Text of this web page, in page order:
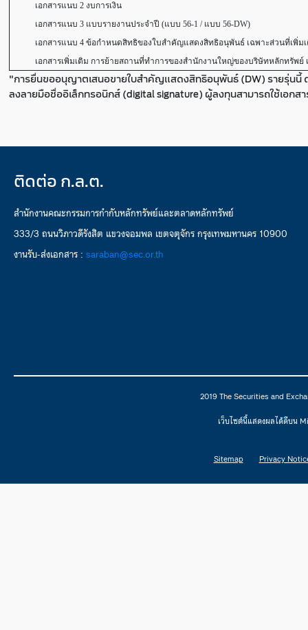
เอกสารแนบ 2 งบการเงิน
เอกสารแนบ 3 แบบรายงานประจำปี (แบบ 56-1 / แบบ 56-DW)
เอกสารแนบ 4 ข้อกำหนดสิทธิของใบสำคัญแสดงสิทธิอนุพันธ์ เฉพาะส่วนที่เพิ่ม
เอกสารเพิ่มเติม การย้ายสถานที่ทำการของสำนักงานใหญ่ของบริษัทหลักทรัพย์
"การยื่นขออนุญาตเสนอขายใบสำคัญแสดงสิทธิอนุพันธ์ (DW) รายรุ่นนี้
ลงลายมือชื่ออิเล็กทรอนิกส์ (digital signature) ผู้ลงทุนสามารถใช้เอกส
ติดต่อ ก.ล.ต.
สำนักงานคณะกรรมการกำกับหลักทรัพย์และตลาดหลักทรัพย์
333/3 ถนนวิภาวดีรังสิต แขวงจอมพล เขตจตุจักร กรุงเทพมหานคร 10900
งานรับ-ส่งเอกสาร : saraban@sec.or.th
2019 The Securities and
เว็บไซต์นี้แสดงผลได้ดีบน
Sitemap Privacy